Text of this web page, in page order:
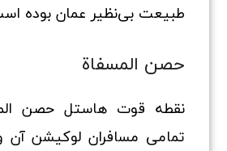
طبیعت بی‌نظیر عمان بوده
حصن المسفاة
نقطه قوت هاستل حصن
تمامی مسافران لوکیشن آن